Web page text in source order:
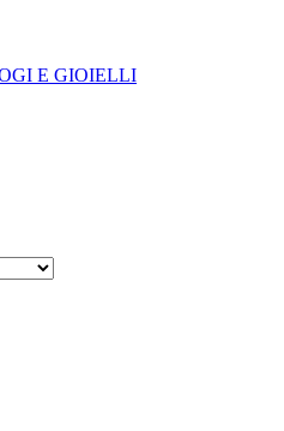
E GIOIELLI